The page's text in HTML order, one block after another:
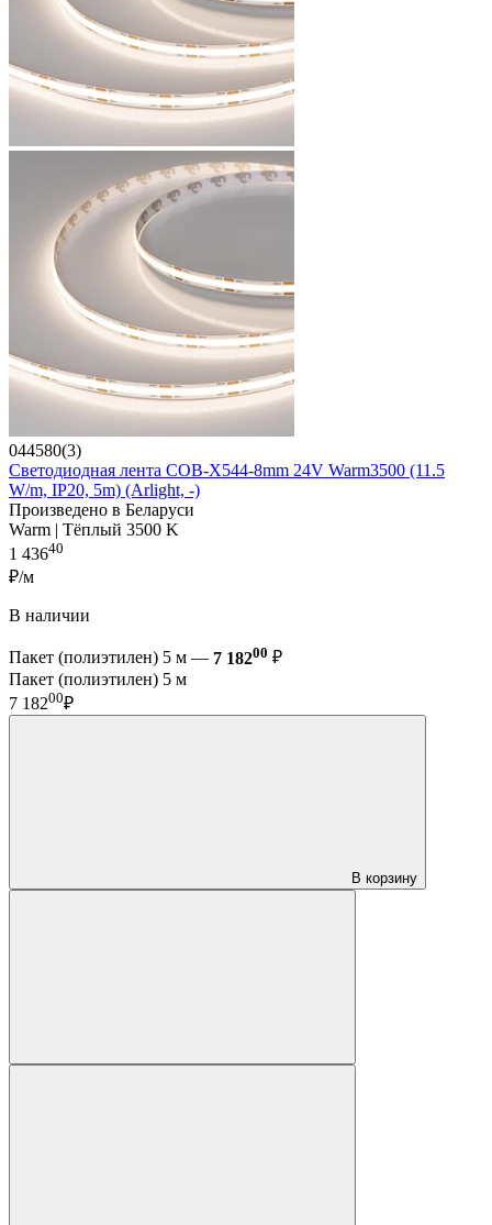
044580(3)
Светодиодная лента COB-X544-8mm 24V Warm3500 (11.5
W/m, IP20, 5m) (Arlight, -)
Произведено в Беларуси
Warm | Тёплый 3500 K
1 43640
₽/м
В наличии
Пакет (полиэтилен) 5 м — 7 18200 ₽
Пакет (полиэтилен) 5 м
7 18200₽
В корзину